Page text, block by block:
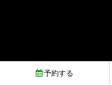
予約する